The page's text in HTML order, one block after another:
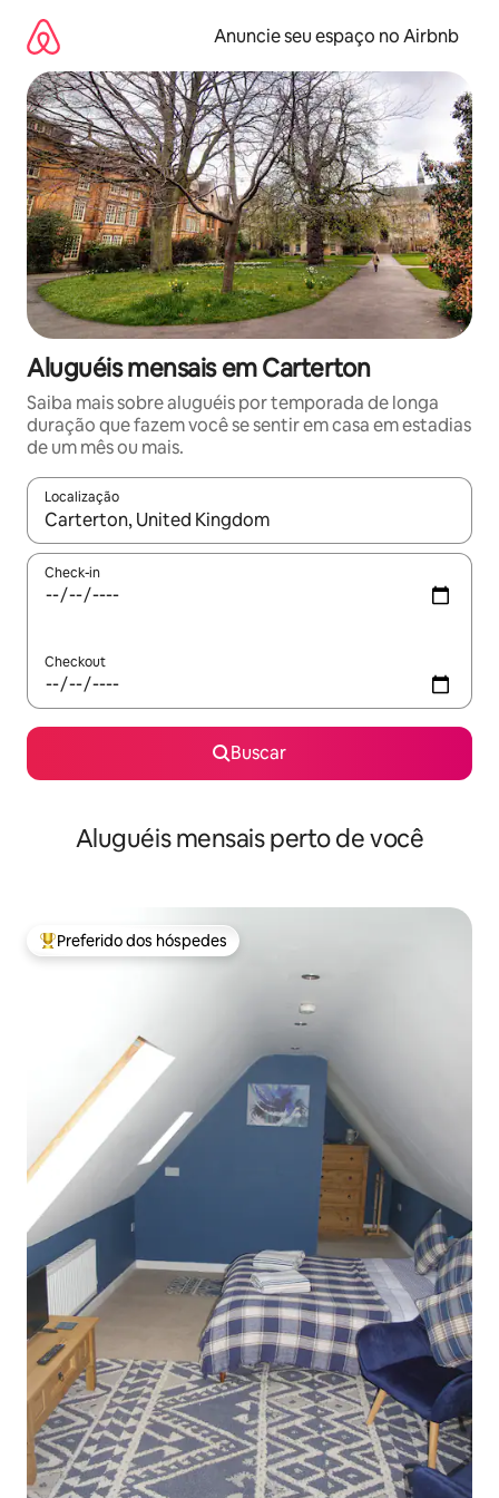
para
conteúdo
Anuncie seu espaço no Airbnb
Aluguéis mensais em Carterton
Saiba mais sobre aluguéis por temporada de longa
duração que fazem você se sentir em casa em estadias
de um mês ou mais.
Localização
Quando os resultados estiverem disponíveis, explore-os
Check-in
Checkout
Buscar
Aluguéis mensais perto de você
Entre os melhores preferidos dos hóspedes
Preferido dos hóspedes